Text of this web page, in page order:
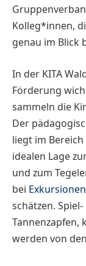
Kolleg*innen,
genau im Blick
In der KITA
Förderung
sammeln die
Der
liegt im
idealen Lage
und zum
bei
schätzen.
Tannenzapfen,
werden von